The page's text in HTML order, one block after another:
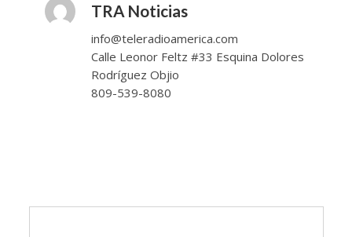
TRA Noticias
info@teleradioamerica.com
Calle Leonor Feltz #33 Esquina Dolores
Rodríguez Objio
809-539-8080